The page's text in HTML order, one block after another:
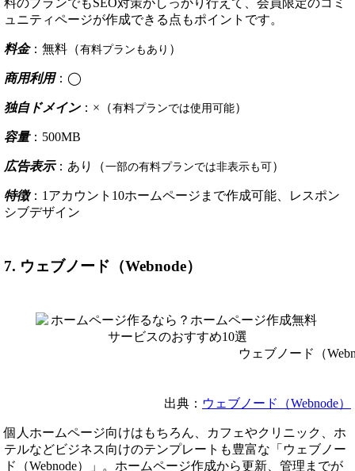
ュニティページが作成できる点もポイントです。
料金：無料（有料プランもあり ）
商用利用：◯
独自ドメイン：×（有料プランでは使用可能）
容量：500MB
広告表示：あり（一部の有料プランでは非表示も可）
特徴：1アカウント10ホームページまで作成可能、レスポン
シブデザイン
7. ウェブノード（Webnode）
ウェブノード（
出典： ウェブノード（Webnode）
個人ホームページ向けはもちろん、カフェやクリニック、ホ
テルなどビジネス向けのテンプレートも豊富な「ウェブノー
ド（Webnode）」。ホームページ作成から更新、管理までが